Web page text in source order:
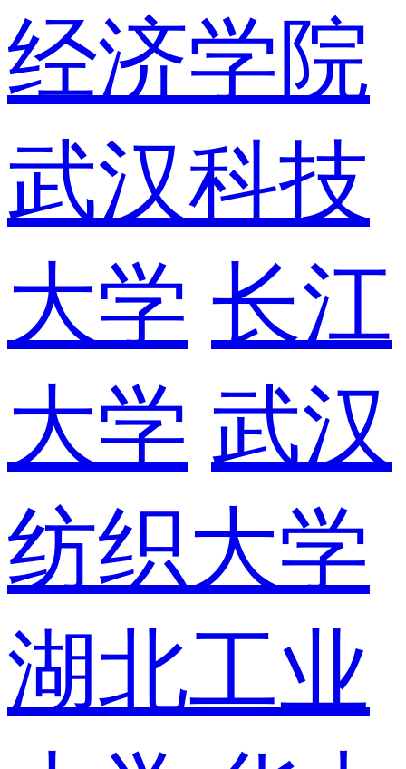
经济学院
武汉科技
大学 长江
大学 武汉
纺织大学
湖北工业